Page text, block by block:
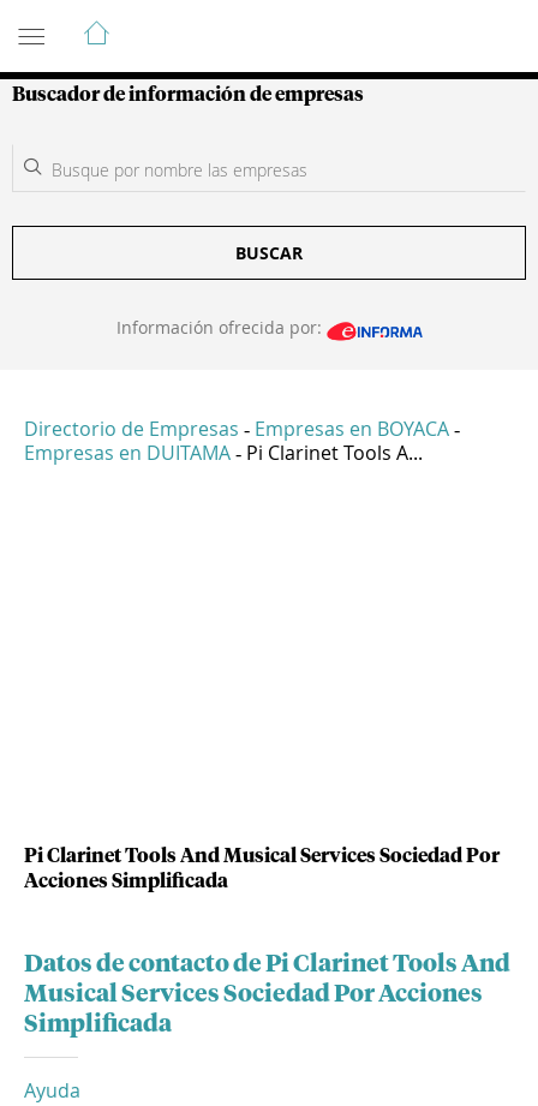
Guía de Empresas Colombianas
Buscador de información de empresas
BUSCAR
Información ofrecida por:
Directorio de Empresas - Empresas en BOYACA -
Empresas en DUITAMA - Pi Clarinet Tools A...
Pi Clarinet Tools And Musical Services Sociedad Por
Acciones Simplificada
Datos de contacto de Pi Clarinet Tools And
Musical Services Sociedad Por Acciones
Simplificada
Ayuda